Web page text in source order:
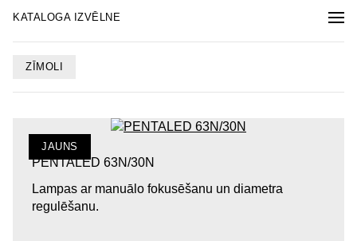
KATALOGA IZVĒLNE
ZĪMOLI
JAUNS
PENTALED 63N/30N
Lampas ar manuālo fokusēšanu un diametra
regulēšanu.